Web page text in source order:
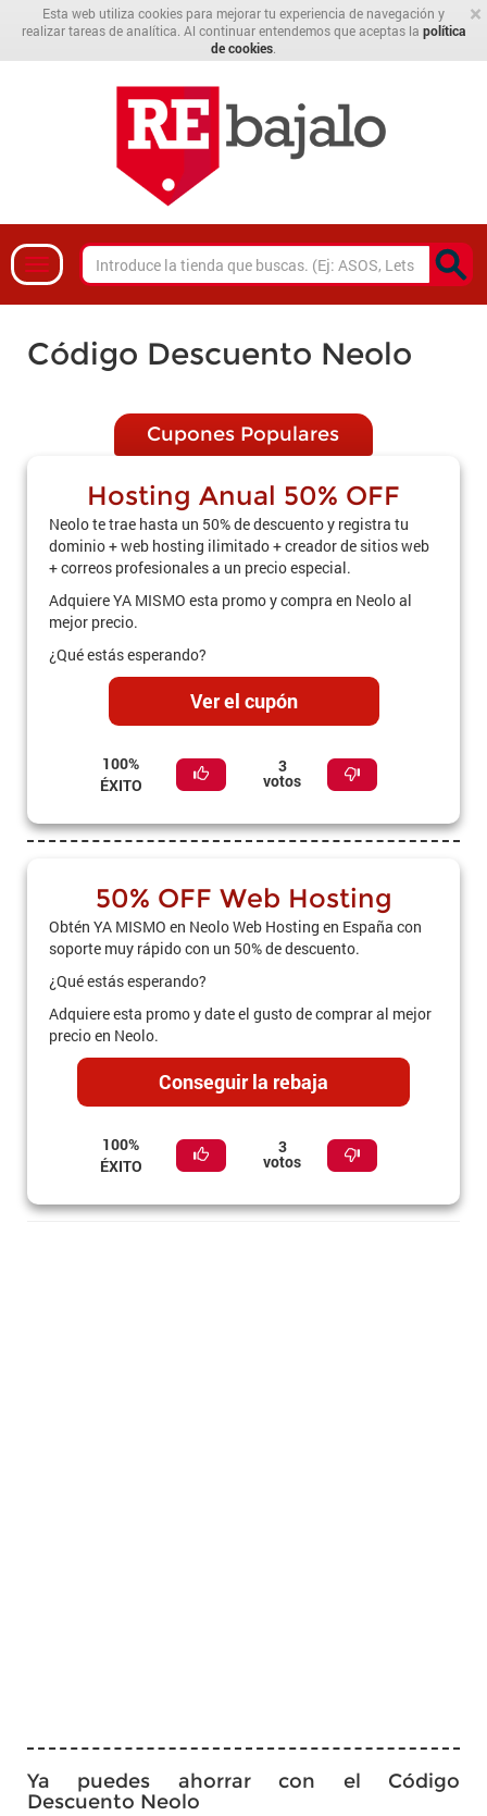
×
Esta web utiliza cookies para mejorar tu experiencia de navegación y
realizar tareas de analítica. Al continuar entendemos que aceptas la política
de cookies
Código Descuento Neolo
Cupones Populares
Hosting Anual 50% OFF
Neolo te trae hasta un 50% de descuento y registra tu
dominio + web hosting ilimitado + creador de sitios web
+ correos profesionales a un precio especial.
Adquiere YA MISMO esta promo y compra en Neolo al
mejor precio.
¿Qué estás esperando?
Ver el cupón
100%
ÉXITO
3
votos
50% OFF Web Hosting
Obtén YA MISMO en Neolo Web Hosting en España con
soporte muy rápido con un 50% de descuento.
¿Qué estás esperando?
Adquiere esta promo y date el gusto de comprar al mejor
precio en Neolo.
Conseguir la rebaja
100%
ÉXITO
3
votos
Ya puedes ahorrar con el Código
Descuento Neolo